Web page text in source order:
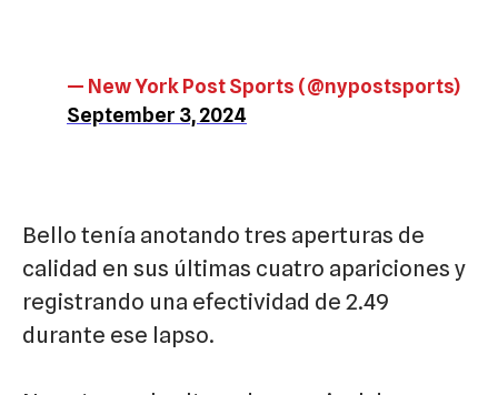
— New York Post Sports (@nypostsports)
September 3, 2024
Bello tenía anotando tres aperturas de
calidad en sus últimas cuatro apariciones y
registrando una efectividad de 2.49
durante ese lapso.